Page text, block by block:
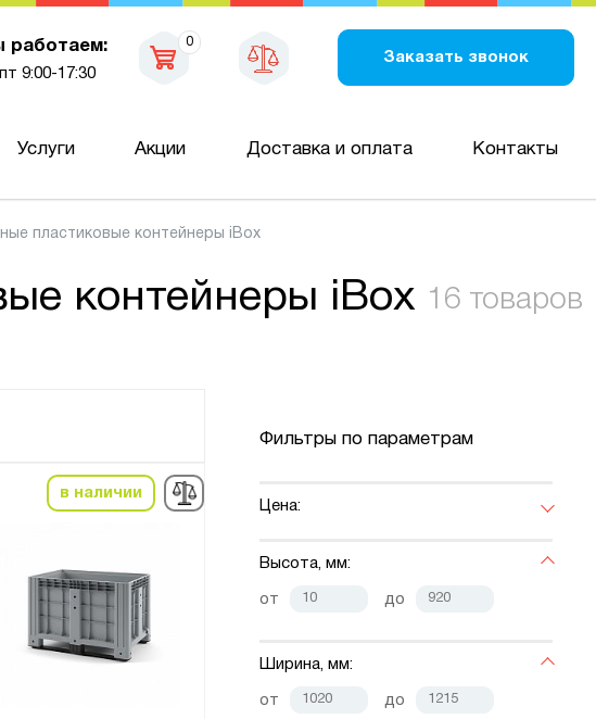
работаем:
9:00-17:30
0
Заказать звонок
Услуги Акции Доставка и оплата Контакты
пластиковые контейнеры iBox
контейнеры iBox 16 товаров
в наличии
Фильтры по параметрам
Цена:
Высота, мм:
от до
Ширина, мм:
от до